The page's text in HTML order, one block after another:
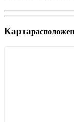
Карта